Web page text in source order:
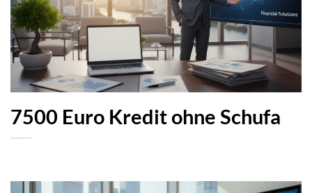
7500 Euro Kredit ohne Schufa